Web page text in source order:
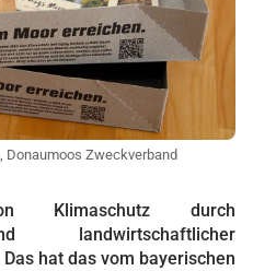
Zweckverband
Klimaschutz durch
landwirtschaftlicher
hat das vom bayerischen